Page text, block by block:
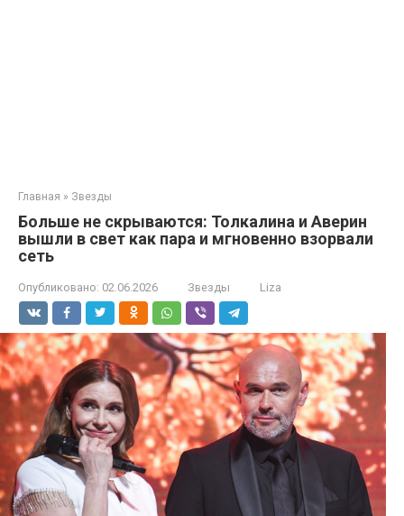
Главная » Звезды
Больше не скрываются: Толкалина и Аверин
вышли в свет как пара и мгновенно взорвали
сеть
Опубликовано: 02.06.2026 Звезды Liza